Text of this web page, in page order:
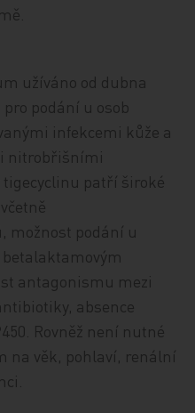
užíváno od dubna
podání u osob
infekcemi kůže a
nitrobřišními
tigecyclinu patří široké
možnost podání u
antagonismu mezi
absence
Rovněž není nutné
na věk, pohlaví, renální